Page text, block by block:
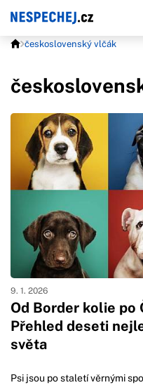
československý vlčák
Od Border kolie po
Přehled deseti
světa
9. 1. 2026
Psi jsou po staletí věrnými